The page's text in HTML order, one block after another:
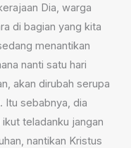
Dia, warga
di bagian yang kita
menantikan
nanti satu hari
akan dirubah serupa
Itu sebabnya, dia
teladanku jangan
nantikan Kristus